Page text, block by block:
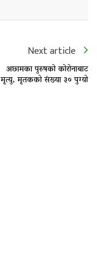
Next article
अछामका पुरुषको कोरोनाबाट
मृत्यु, मृतकको संख्या ३० पुग्यो